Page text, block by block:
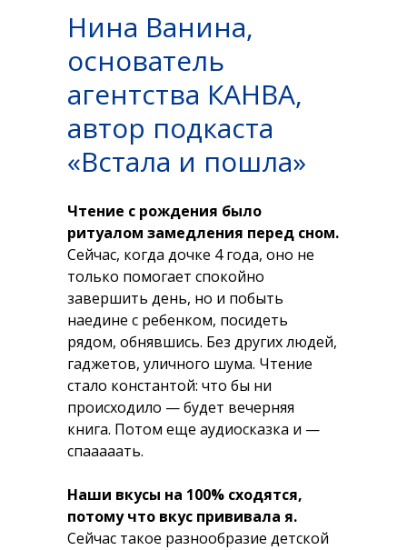
Нина Ванина,
основатель
агентства КАНВА,
автор подкаста
«Встала и пошла»
Чтение с рождения было
ритуалом замедления перед сном.
Сейчас, когда дочке 4 года, оно не
только помогает спокойно
завершить день, но и побыть
наедине с ребенком, посидеть
рядом, обнявшись. Без других людей,
гаджетов, уличного шума. Чтение
стало константой: что бы ни
происходило — будет вечерняя
книга. Потом еще аудиосказка и —
спааааать.
Наши вкусы на 100% сходятся,
потому что вкус прививала я.
Сейчас такое разнообразие детской